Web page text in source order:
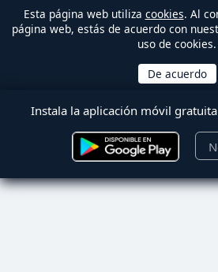
Esta página web utiliza cookies. Al
página web, estás de acuerdo con
uso de cookies.
Instala la aplicación móvil gratuita